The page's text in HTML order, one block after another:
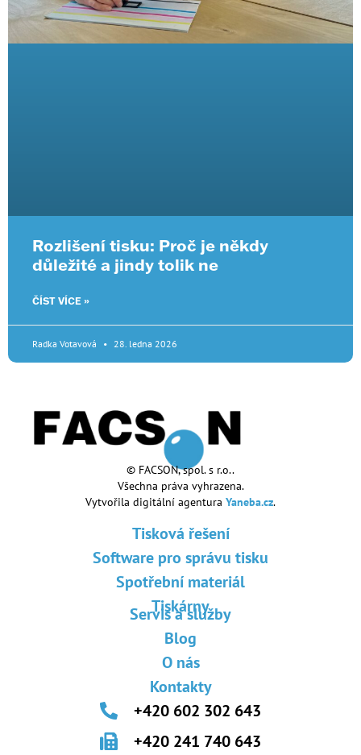
Rozlišení tisku: Proč je někdy
důležité a jindy tolik ne
ČÍST VÍCE »
Radka Votavová 28. ledna 2026
© FACSON, spol. s r.o..
Všechna práva vyhrazena.
Vytvořila digitální agentura Yaneba.cz.
Tisková řešení
Software pro správu tisku
Spotřební materiál
Tiskárny
Servis a služby
Blog
O nás
Kontakty
+420 602 302 643
+420 241 740 643